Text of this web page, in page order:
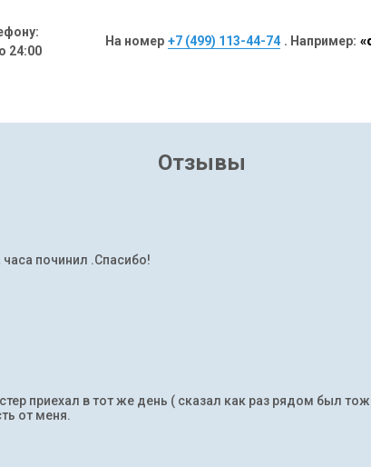
24:00
На номер +7 (499) 113-44-74 . Например:
Отзывы
часа починил .Спасибо!
приехал в тот же день ( сказал как раз рядом был
от меня.